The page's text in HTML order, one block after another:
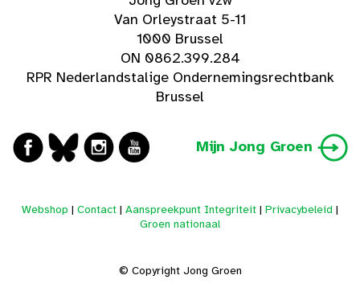
Van Orleystraat 5-11
1000 Brussel
ON 0862.399.284
RPR Nederlandstalige Ondernemingsrechtbank
Brussel
Mijn Jong Groen
Webshop | Contact | Aanspreekpunt Integriteit | Privacybeleid |
Groen nationaal
© Copyright Jong Groen